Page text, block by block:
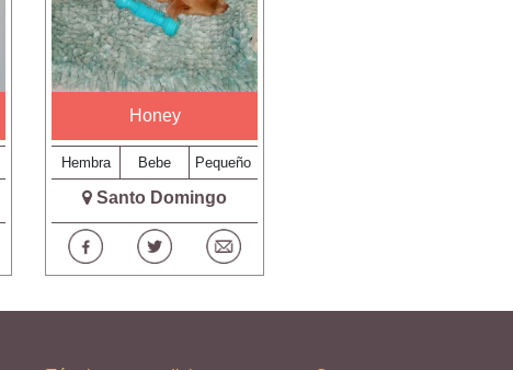
Honey
Hembra Bebe Pequeño
Santo Domingo